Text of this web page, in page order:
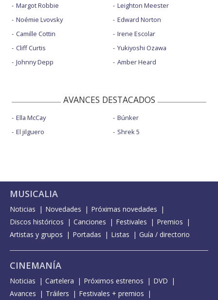
Margot Robbie
Noémie Lvovsky
Camille Cottin
Cliff Curtis
Johnny Depp
Leighton Meester
Edward Norton
Irene Escolar
Yukiyoshi Ozawa
Amber Heard
AVANCES DESTACADOS
Ella McCay
El jilguero
Búnker
Shrek 5
MUSICALIA
Noticias Novedades
Próximas novedades
Discos históricos
Canciones Festivales
Premios
Artistas y grupos
Portadas Listas Guía / directorio
CINEMANÍA
Noticias Cartelera Próximos estrenos
DVD
Avances
Tráilers Festivales + premios